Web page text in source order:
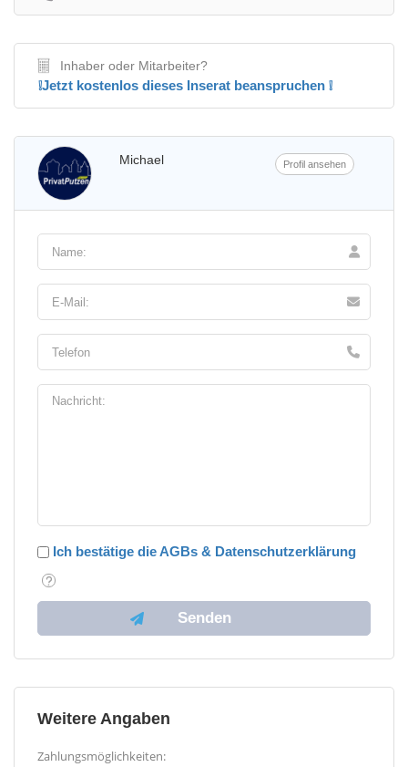
Inhaber oder Mitarbeiter?
❕Jetzt kostenlos dieses Inserat beanspruchen ❕
Michael Profil ansehen
Ich bestätige die AGBs & Datenschutzerklärung
Weitere Angaben
Zahlungsmöglichkeiten: